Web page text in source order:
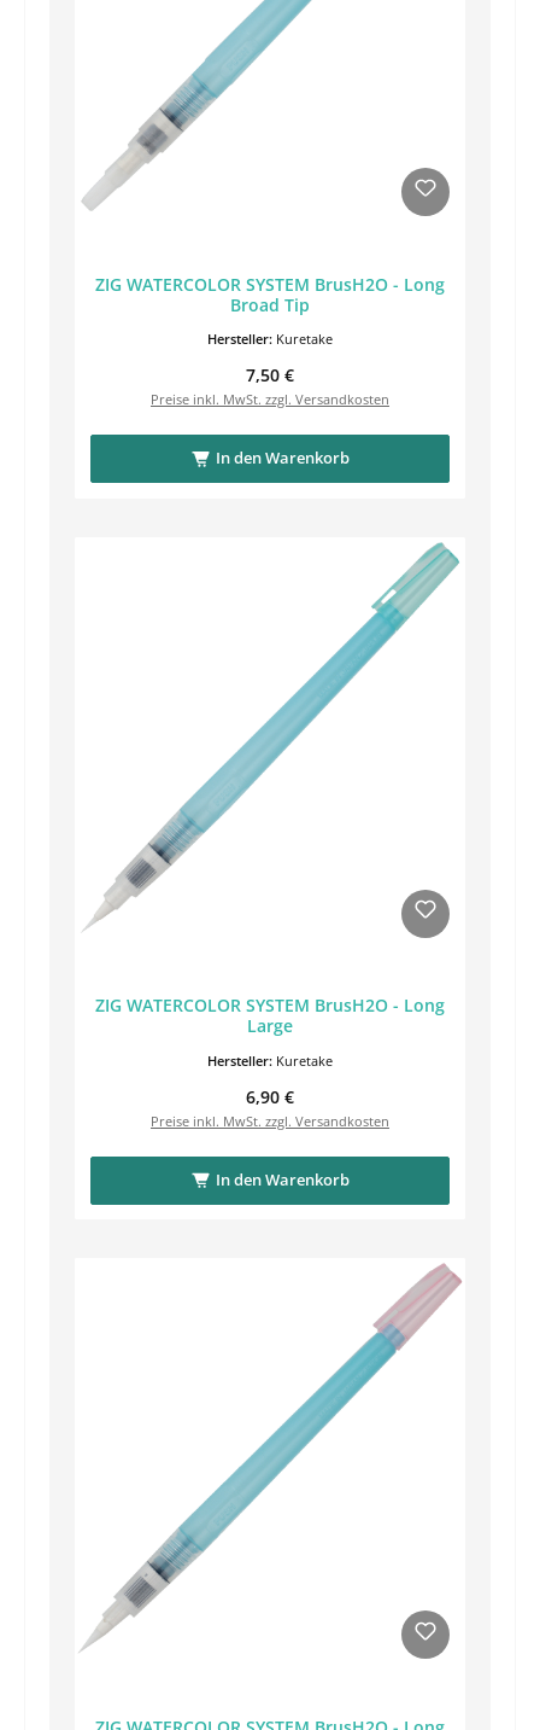
ZIG WATERCOLOR SYSTEM BrusH2O - Long
Broad Tip
Hersteller: Kuretake
Regulärer Preis:
7,50 €
Preise inkl. MwSt. zzgl. Versandkosten
In den Warenkorb
ZIG WATERCOLOR SYSTEM BrusH2O - Long
Large
Hersteller: Kuretake
Regulärer Preis:
6,90 €
Preise inkl. MwSt. zzgl. Versandkosten
In den Warenkorb